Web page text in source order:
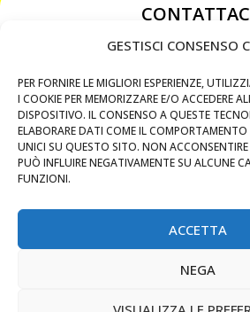
GESTISCI CONSENSO
PER FORNIRE LE MIGLIORI ESPERIENZE,
I COOKIE PER MEMORIZZARE E/O ACCEDERE
DISPOSITIVO. IL CONSENSO A QUESTE
ELABORARE DATI COME IL
UNICI SU QUESTO SITO. NON ACCONSENTIRE
PUÒ INFLUIRE NEGATIVAMENTE SU ALCUNE
FUNZIONI.
ACCETTA
NEGA
349 3863811
chiavicodificate@gmail.com
Privacy Policy
Cookie Policy
MAPS
CHIAMA ORA